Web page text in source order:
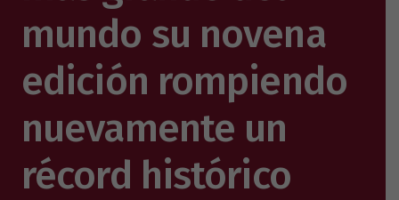
mundo su novena
edición rompiendo
nuevamente un
récord histórico